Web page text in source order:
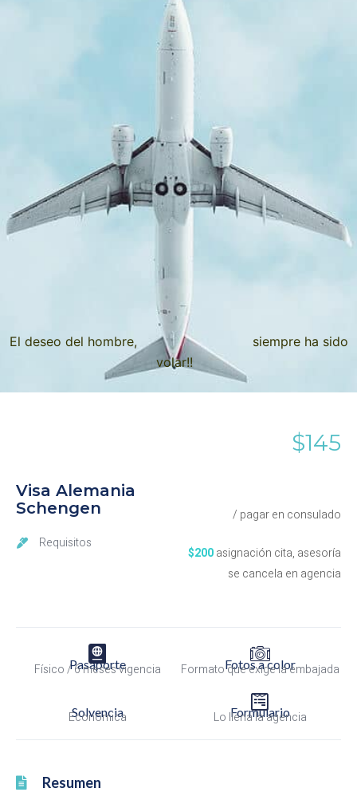
El deseo del hombre, siempre ha sido
volar!!
Visa Alemania
Schengen
Requisitos
$145
/ pagar en consulado
$200asignación cita, asesoría
se cancela en agencia
Pasaporte
Físico / 6 meses vigencia Fotos a color
Formato que exige la embajada
Solvencia
Económica Formulario
Lo llena la agencia
Resumen